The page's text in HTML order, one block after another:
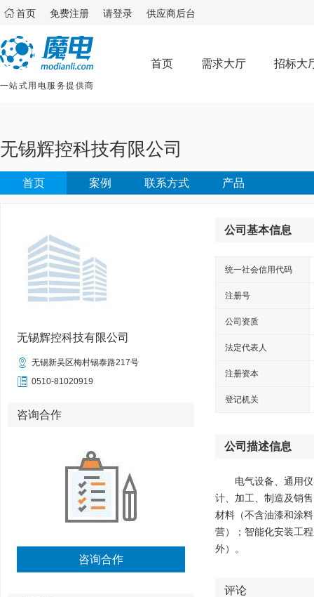
首页 免费注册 请登录 供应商后台
一站式用电服务提供商
首页 需求大厅 招标大
无锡辉控科技有限公司
首页 案例 联系方式 产品
无锡辉控科技有限公司
 无锡新吴区梅村锡泰路217号
 0510-81020919
咨询合作
咨询合作
公司基本信息
统一社会信用代码
注册号
公司资质
法定代表人
注册资本
登记机关
公司描述信息
电气设备、通用
计、加工、制造及销
材料（不含油漆和涂
营）；智能化安装工
外）。
评论